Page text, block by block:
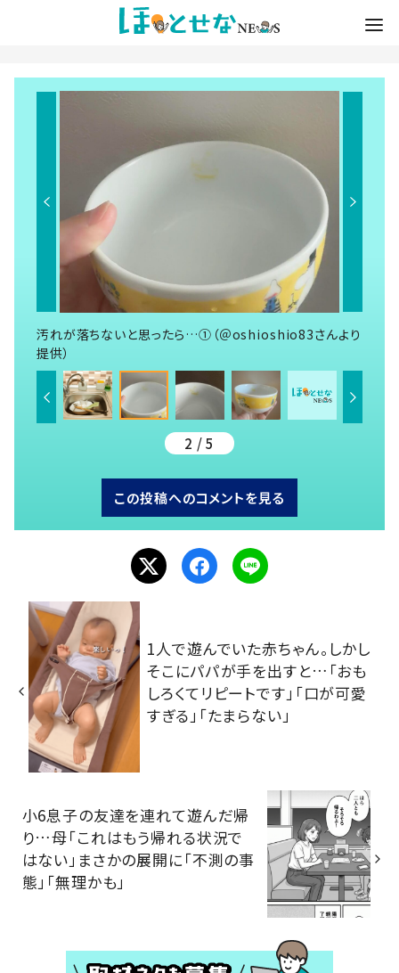
汚れが落ちないと思ったら…①（＠oshioshio83さんより
提供）
2 / 5
この投稿へのコメントを見る
1人で遊んでいた赤ちゃん。しかし
そこにパパが手を出すと…「おも
しろくてリピートです」「口が可愛
すぎる」「たまらない」
小6息子の友達を連れて遊んだ帰
り…母「これはもう帰れる状況で
はない」まさかの展開に「不測の事
態」「無理かも」